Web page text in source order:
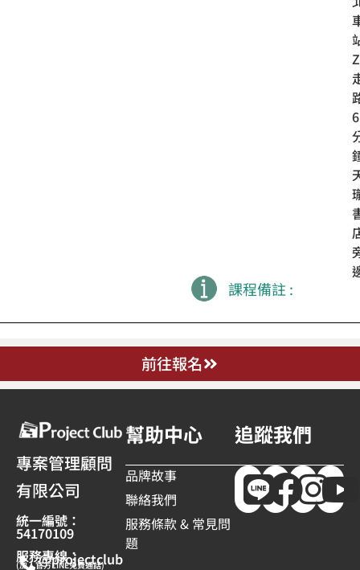
6
課程備註 :
前往報名
專案管理顧問
有限公司
統一編號：
54170109
服務專線：
@projectclub
(加入官方LINE免費通話)
幫助中心
品牌故事
聯絡我們
服務條款 & 常見問
題
追蹤我們